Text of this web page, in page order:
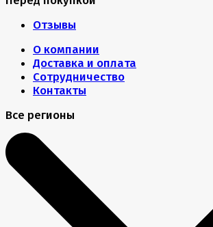
Отзывы
О компании
Доставка и оплата
Сотрудничество
Контакты
Все регионы